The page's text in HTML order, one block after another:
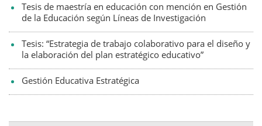
Tesis de maestría en educación con mención en Gestión
de la Educación según Líneas de Investigación
Tesis: “Estrategia de trabajo colaborativo para el diseño y
la elaboración del plan estratégico educativo”
Gestión Educativa Estratégica